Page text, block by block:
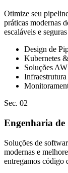
Otimize seu
práticas modernas
escaláveis e
Design de
Kubernetes
Soluções
Sec. 02
Engenharia de
Soluções de
modernas e
entregamos código